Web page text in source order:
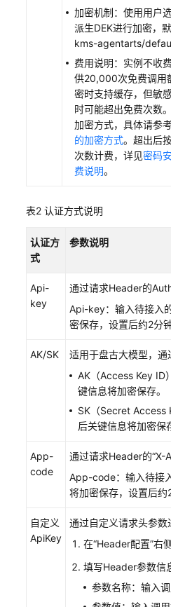
接
入
型
服
务
型
API
规
置
管
用
AgentArts
加密机制：使用用户
派生DEK进行加密，
kms-agentarts/
费用说明：实例不收
供20,000次免费调用
密时支持缓存，但敏
时可能超出免费次数
加密方式，具体请参
的加密方式。超出后
次数计费，详见密码
费说明。
表2 认证方式说明
认证方
式
参数说明
Api-
key
通过请求Header的
Api-key：输入待接入
密保存，设置后约2分钟
AK/SK
适用于盘古大模型，通
AK（Access Key ID
键信息将加密保存。
SK（Secret Access
后关键信息将加密保
App-
code
通过请求Header的“X-
App-code：输入待接
将加密保存，设置后约
自定义
ApiKey
通过自定义请求头参数
在“Header配置”右
填写Header参数信
参数名称：输入